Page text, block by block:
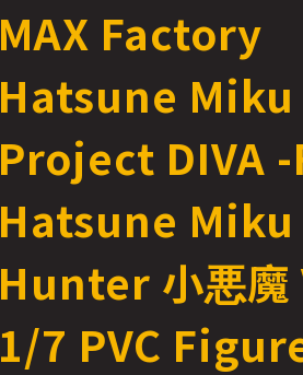
MAX Factory
Hatsune Miku
Project DIVA
Hatsune
Hunter 小悪魔
1/7 PVC